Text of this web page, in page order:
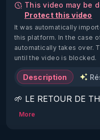
This video may be
Protect this video
It was automatically
this platform. In the case
automatically takes over.
until the video is blocked.
Description
🌱 LE RETOUR DE
2022)!
More